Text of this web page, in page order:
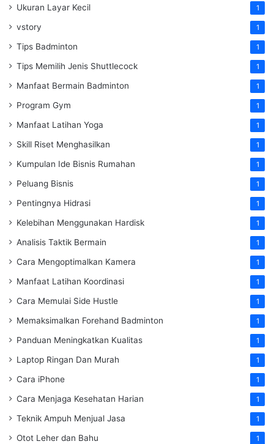
Ukuran Layar Kecil 1
vstory 1
Tips Badminton 1
Tips Memilih Jenis Shuttlecock 1
Manfaat Bermain Badminton 1
Program Gym 1
Manfaat Latihan Yoga 1
Skill Riset Menghasilkan 1
Kumpulan Ide Bisnis Rumahan 1
Peluang Bisnis 1
Pentingnya Hidrasi 1
Kelebihan Menggunakan Hardisk 1
Analisis Taktik Bermain 1
Cara Mengoptimalkan Kamera 1
Manfaat Latihan Koordinasi 1
Cara Memulai Side Hustle 1
Memaksimalkan Forehand Badminton 1
Panduan Meningkatkan Kualitas 1
Laptop Ringan Dan Murah 1
Cara iPhone 1
Cara Menjaga Kesehatan Harian 1
Teknik Ampuh Menjual Jasa 1
Otot Leher dan Bahu 1